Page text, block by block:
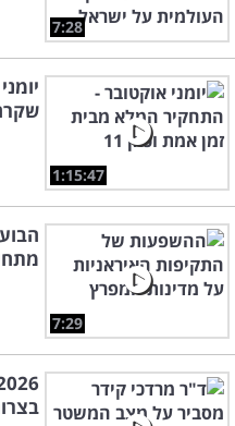
7:28
1:15:47
שקרה ב-7.10
7:29